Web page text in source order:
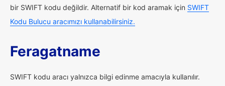
bir SWIFT kodu değildir. Alternatif bir kod aramak için SWIFT
Kodu Bulucu aracımızı kullanabilirsiniz.
Feragatname
SWIFT kodu aracı yalnızca bilgi edinme amacıyla kullanılır.